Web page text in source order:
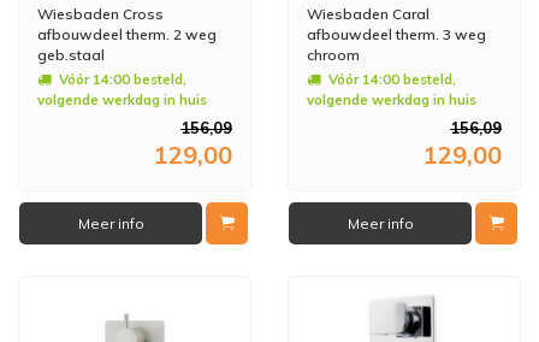
Wiesbaden Cross
afbouwdeel therm. 2 weg
geb.staal
Vóór 14:00 besteld,
volgende werkdag in huis
156,09
129,00
Meer info
Wiesbaden Caral
afbouwdeel therm. 3 weg
chroom
Vóór 14:00 besteld,
volgende werkdag in huis
156,09
129,00
Meer info